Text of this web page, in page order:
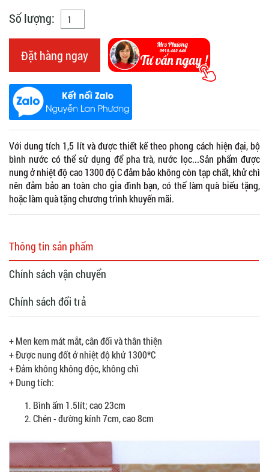
Số lượng:
Đặt hàng ngay
Với dung tích 1,5 lít và được thiết kế theo phong cách hiện đại, bộ
bình nước có thể sử dụng để pha trà, nước lọc...Sản phẩm được
nung ở nhiệt độ cao 1300 độ C đảm bảo không còn tạp chất, khử chì
nên đảm bảo an toàn cho gia đình bạn, có thể làm quà biếu tặng,
hoặc làm quà tặng chương trình khuyến mãi.
Thông tin sản phẩm
Chính sách vận chuyển
Chính sách đổi trả
+ Men kem mát mắt, cân đối và thân thiện
+ Được nung đốt ở nhiệt độ khử 1300*C
+ Đảm không không độc, không chì
+ Dung tích:
Bình ấm 1.5lít; cao 23cm
Chén - đường kính 7cm, cao 8cm